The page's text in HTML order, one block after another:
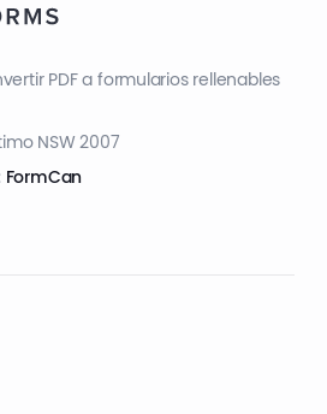
PDF a formularios rellenables
NSW 2007
FormCan